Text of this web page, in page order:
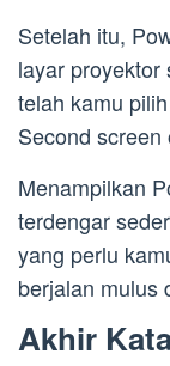
Setelah itu,
layar proyektor
telah kamu
Second screen
Menampilkan
terdengar
yang perlu
berjalan mulus
Akhir